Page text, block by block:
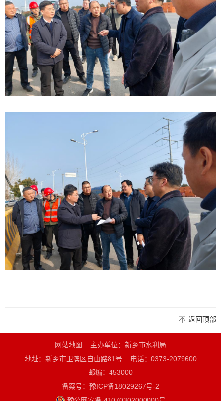
返回顶部
网站地图
主办单位：新乡市水利局
地址：新乡市卫滨区自由路81号
电话：0373-2079600
邮编：453000
备案号：豫ICP备18029267号-2